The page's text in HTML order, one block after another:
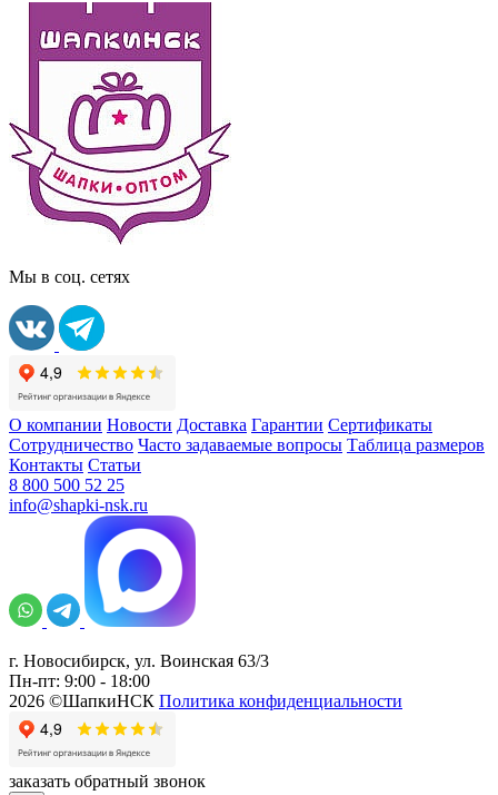
Мы в соц. сетях
О компании Новости Доставка Гарантии Сертификаты
Сотрудничество Часто задаваемые вопросы Таблица размеров
Контакты Статьи
8 800 500 52 25
info@shapki-nsk.ru
г. Новосибирск, ул. Воинская 63/3
Пн-пт: 9:00 - 18:00
2026 ©ШапкиНСК Политика конфиденциальности
заказать обратный звонок